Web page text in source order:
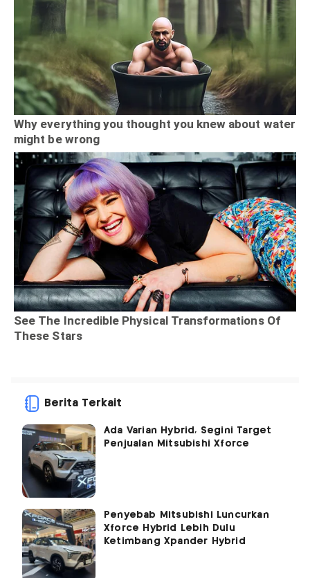
Berita Terkait
Ada Varian Hybrid, Segini Target
Penjualan Mitsubishi Xforce
Penyebab Mitsubishi Luncurkan
Xforce Hybrid Lebih Dulu
Ketimbang Xpander Hybrid